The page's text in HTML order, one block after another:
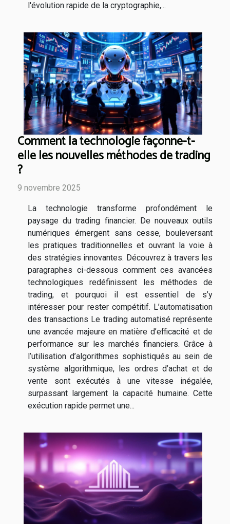
l'évolution rapide de la cryptographie,...
Comment la technologie façonne-t-
elle les nouvelles méthodes de trading
?
9 novembre 2025
La technologie transforme profondément le
paysage du trading financier. De nouveaux outils
numériques émergent sans cesse, bouleversant
les pratiques traditionnelles et ouvrant la voie à
des stratégies innovantes. Découvrez à travers les
paragraphes ci-dessous comment ces avancées
technologiques redéfinissent les méthodes de
trading, et pourquoi il est essentiel de s’y
intéresser pour rester compétitif. L’automatisation
des transactions Le trading automatisé représente
une avancée majeure en matière d’efficacité et de
performance sur les marchés financiers. Grâce à
l’utilisation d’algorithmes sophistiqués au sein de
système algorithmique, les ordres d’achat et de
vente sont exécutés à une vitesse inégalée,
surpassant largement la capacité humaine. Cette
exécution rapide permet une...